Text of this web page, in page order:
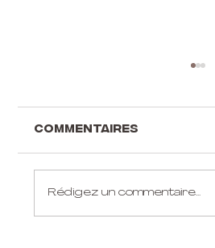
Commentaires
Rédigez un commentaire...